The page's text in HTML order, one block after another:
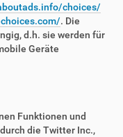
choices/
. Die
d.h. sie werden für
Geräte
Funktionen und
die Twitter Inc.,